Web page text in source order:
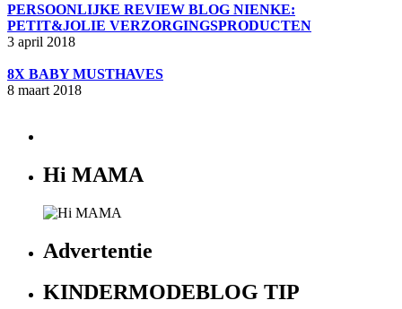
PERSOONLIJKE REVIEW BLOG NIENKE:
PETIT&JOLIE VERZORGINGSPRODUCTEN
3 april 2018
8X BABY MUSTHAVES
8 maart 2018
Hi MAMA
Advertentie
KINDERMODEBLOG TIP